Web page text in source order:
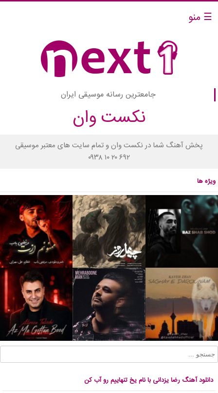
☰ منو
جامعترین رسانه موسیقی ایران
نکست وان
پخش آهنگ شما در نکست وان و تمام سایت های معتبر موسیقی
۰۹۳۸ ۱۰ ۲۰ ۶۹۲
ویژه ها
دانلود آهنگ رضا یزدانی با نام یخ تنهاییم رو آب کن